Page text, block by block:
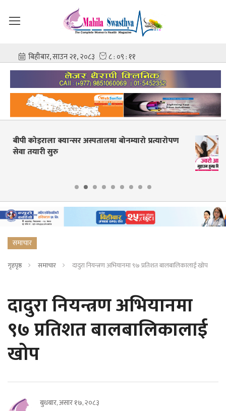
बोनम्यारो प्रत्यारोपण ज्वरो आउँदा नुहाउन हुन्छ कि
समाचार
गृहपृष्ठ समाचार दादुरा नियन्त्रण अभियानमा ९७ प्रतिशत बालबालिकालाई खोप
दादुरा नियन्त्रण अभियानमा
९७ प्रतिशत बालबालिकालाई
खोप
बुधबार, असार १७, २०८३